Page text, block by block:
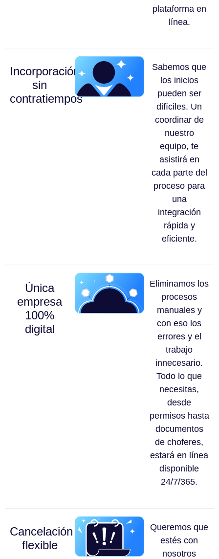
plataforma en
línea.
Incorporación
sin
contratiempos
Sabemos que
los inicios
pueden ser
difíciles. Un
coordinar de
nuestro
equipo, te
asistirá en
cada parte del
proceso para
una
integración
rápida y
eficiente.
Única
empresa
100%
digital
Eliminamos los
procesos
manuales y
con eso los
errores y el
trabajo
innecesario.
Todo lo que
necesitas,
desde
permisos hasta
documentos
de choferes,
estará en línea
disponible
24/7/365.
Cancelación
flexible
Queremos que
estés con
nosotros